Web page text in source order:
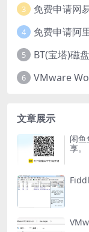
3 免费申请网
4 免费申请阿
5
6 VMware
文章展示
闲
享。